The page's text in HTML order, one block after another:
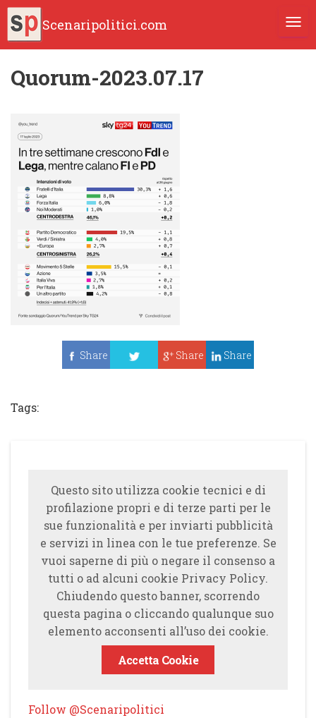
Scenaripolitici.com
Quorum-2023.07.17
Share
Share Share
Tags:
Questo sito utilizza cookie tecnici e di
profilazione propri e di terze parti per le
sue funzionalità e per inviarti pubblicità
e servizi in linea con le tue preferenze. Se
vuoi saperne di più o negare il consenso a
tutti o ad alcuni cookie Privacy Policy.
Chiudendo questo banner, scorrendo
questa pagina o cliccando qualunque suo
elemento acconsenti all’uso dei cookie.
Accetta Cookie
Follow @Scenaripolitici